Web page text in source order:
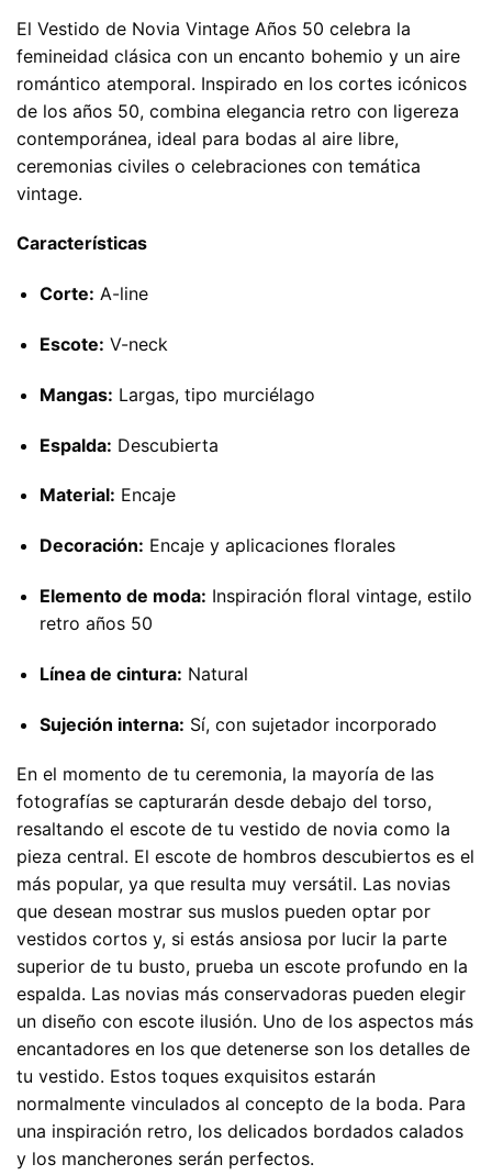
El Vestido de Novia Vintage Años 50 celebra la
femineidad clásica con un encanto bohemio y un aire
romántico atemporal. Inspirado en los cortes icónicos
de los años 50, combina elegancia retro con ligereza
contemporánea, ideal para bodas al aire libre,
ceremonias civiles o celebraciones con temática
vintage.
Características
Corte: A-line
Escote: V-neck
Mangas: Largas, tipo murciélago
Espalda: Descubierta
Material: Encaje
Decoración: Encaje y aplicaciones florales
Elemento de moda: Inspiración floral vintage, estilo
retro años 50
Línea de cintura: Natural
Sujeción interna: Sí, con sujetador incorporado
En el momento de tu ceremonia, la mayoría de las
fotografías se capturarán desde debajo del torso,
resaltando el escote de tu vestido de novia como la
pieza central. El escote de hombros descubiertos es el
más popular, ya que resulta muy versátil. Las novias
que desean mostrar sus muslos pueden optar por
vestidos cortos y, si estás ansiosa por lucir la parte
superior de tu busto, prueba un escote profundo en la
espalda. Las novias más conservadoras pueden elegir
un diseño con escote ilusión. Uno de los aspectos más
encantadores en los que detenerse son los detalles de
tu vestido. Estos toques exquisitos estarán
normalmente vinculados al concepto de la boda. Para
una inspiración retro, los delicados bordados calados
y los mancherones serán perfectos.